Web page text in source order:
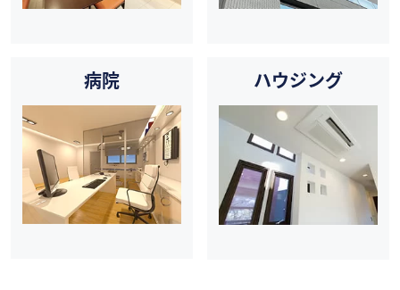
病院 ハウジング